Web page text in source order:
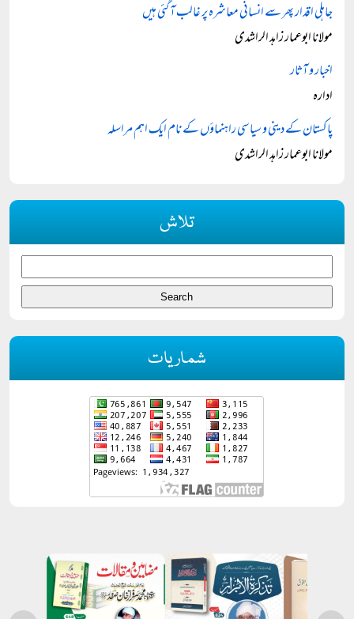
جاہلی اقدار پھر سے انسانی معاشرہ پر غالب آ گئی ہیں
مولانا ابوعمار زاہد الراشدی
اخبار و آثار
ادارہ
پاکستان کے دینی و سیاسی راہنماؤں کے نام ایک اہم مراسلہ
مولانا ابوعمار زاہد الراشدی
تلاش
شماریات